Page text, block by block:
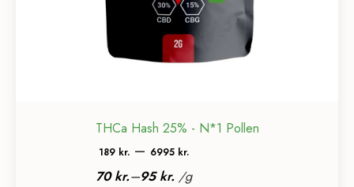
THCa Hash 25% - N*1 Pollen
189 kr. – 6995 kr.Prisinterval:
189 kr.
70kr.–95kr. /g